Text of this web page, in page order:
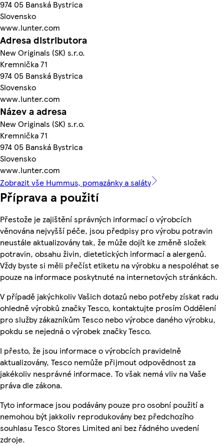
974 05 Banská Bystrica
Slovensko
www.lunter.com
Adresa distributora
New Originals (SK) s.r.o.
Kremnička 71
974 05 Banská Bystrica
Slovensko
www.lunter.com
Název a adresa
New Originals (SK) s.r.o.
Kremnička 71
974 05 Banská Bystrica
Slovensko
www.lunter.com
Zobrazit vše Hummus, pomazánky a saláty
Příprava a použití
Přestože je zajištění správných informací o výrobcích
věnována nejvyšší péče, jsou předpisy pro výrobu potravin
neustále aktualizovány tak, že může dojít ke změně složek
potravin, obsahu živin, dietetických informací a alergenů.
Vždy byste si měli přečíst etiketu na výrobku a nespoléhat se
pouze na informace poskytnuté na internetových stránkách.
V případě jakýchkoliv Vašich dotazů nebo potřeby získat radu
ohledně výrobků značky Tesco, kontaktujte prosím Oddělení
pro služby zákazníkům Tesco nebo výrobce daného výrobku,
pokdu se nejedná o výrobek značky Tesco.
I přesto, že jsou informace o výrobcích pravidelně
aktualizovány, Tesco nemůže přijmout odpovědnost za
jakékoliv nesprávné informace. To však nemá vliv na Vaše
práva dle zákona.
Tyto informace jsou podávány pouze pro osobní použití a
nemohou být jakkoliv reprodukovány bez předchozího
souhlasu Tesco Stores Limited ani bez řádného uvedení
zdroje.